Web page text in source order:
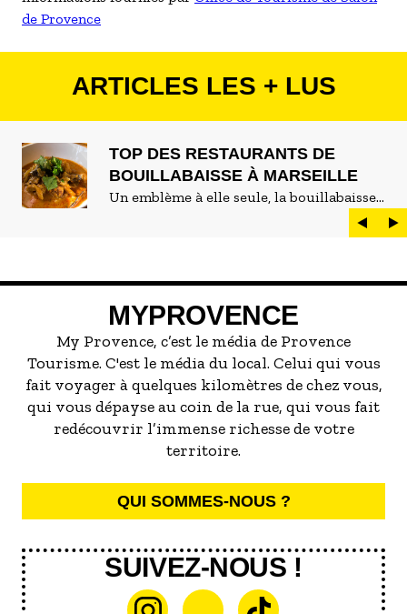
de Provence
ARTICLES LES + LUS
TOP DES RESTAURANTS DE
BOUILLABAISSE À MARSEILLE
Un emblème à elle seule, la bouillabaisse
est LE plat marseillais par excellence. On
peut d'ailleurs vite être submergé·e par la
servir la meilleure...
MYPROVENCE
My Provence, c’est le média de Provence
Tourisme. C'est le média du local. Celui qui vous
fait voyager à quelques kilomètres de chez vous,
qui vous dépayse au coin de la rue, qui vous fait
redécouvrir l’immense richesse de votre
territoire.
QUI SOMMES-NOUS ?
SUIVEZ-NOUS !